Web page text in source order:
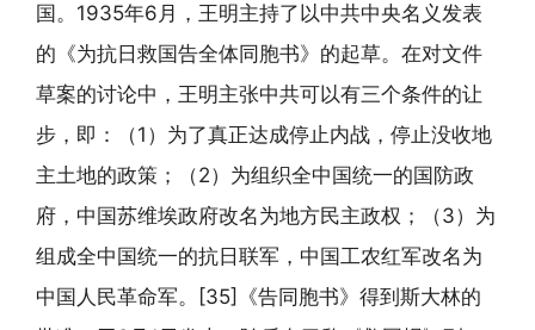
国。1935年6月，王明主持了以中共中央名义发表
的《为抗日救国告全体同胞书》的起草。在对文件
草案的讨论中，王明主张中共可以有三个条件的让
步，即：（1）为了真正达成停止内战，停止没收地
主土地的政策；（2）为组织全中国统一的国防政
府，中国苏维埃政府改名为地方民主政权；（3）为
组成全中国统一的抗日联军，中国工农红军改名为
中国人民革命军。[35]《告同胞书》得到斯大林的